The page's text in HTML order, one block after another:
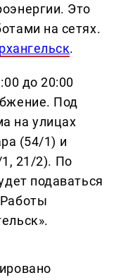
Это
на сетях.
.
до 20:00
Под
на улицах
(54/1) и
21/2). По
подаваться